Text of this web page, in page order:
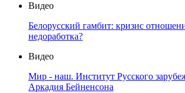
Видео
Белорусский гамбит: кризис
недоработка?
Видео
Мир - наш. Институт Русского
Аркадия Бейненсона